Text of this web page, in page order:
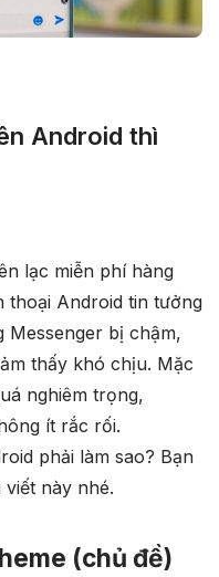
Android thì
lạc miễn phí hàng
thoại Android tin tưởng
bị chậm,
thấy khó chịu. Mặc
nghiêm trọng,
ít rắc rối.
phải làm sao? Bạn
này nhé.
(chủ đề)